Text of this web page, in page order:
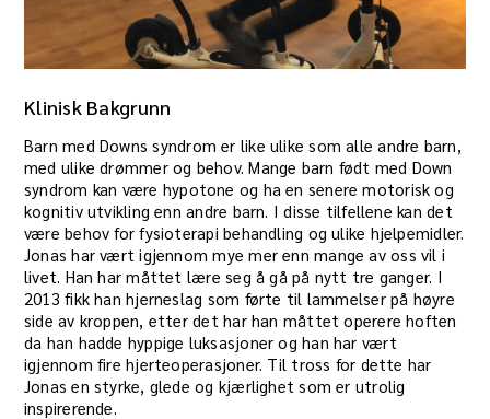
Klinisk Bakgrunn
Barn med Downs syndrom er like ulike som alle andre barn,
med ulike drømmer og behov. Mange barn født med Down
syndrom kan være hypotone og ha en senere motorisk og
kognitiv utvikling enn andre barn. I disse tilfellene kan det
være behov for fysioterapi behandling og ulike hjelpemidler.
Jonas har vært igjennom mye mer enn mange av oss vil i
livet. Han har måttet lære seg å gå på nytt tre ganger. I
2013 fikk han hjerneslag som førte til lammelser på høyre
side av kroppen, etter det har han måttet operere hoften
da han hadde hyppige luksasjoner og han har vært
igjennom fire hjerteoperasjoner. Til tross for dette har
Jonas en styrke, glede og kjærlighet som er utrolig
inspirerende.